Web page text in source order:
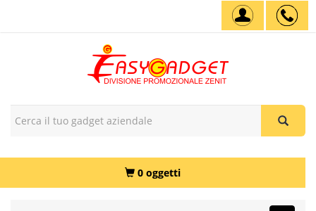
0 oggetti